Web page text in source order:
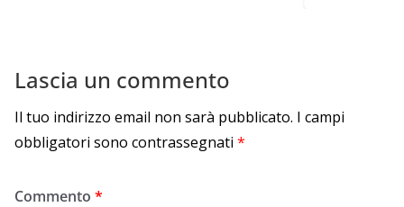
Lascia un commento
Il tuo indirizzo email non sarà pubblicato. I campi
obbligatori sono contrassegnati *
Commento *